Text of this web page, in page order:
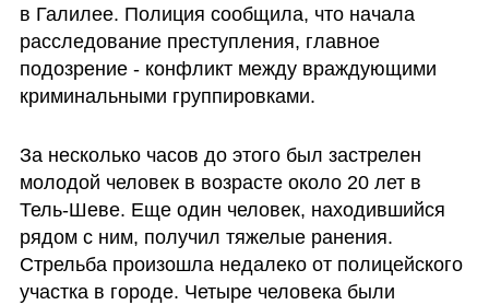
в Галилее. Полиция сообщила, что начала
расследование преступления, главное
подозрение - конфликт между враждующими
криминальными группировками.
За несколько часов до этого был застрелен
молодой человек в возрасте около 20 лет в
Тель-Шеве. Еще один человек, находившийся
рядом с ним, получил тяжелые ранения.
Стрельба произошла недалеко от полицейского
участка в городе. Четыре человека были